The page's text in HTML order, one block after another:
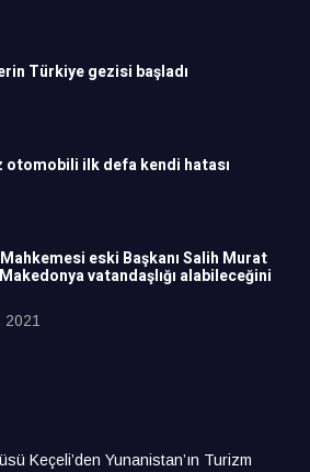
Türkiye gezisi başladı
otomobili ilk defa kendi hatası
eski Başkanı Salih Murat
vatandaşlığı alabileceğini
2021
Keçeli’den Yunanistan’ın Turizm